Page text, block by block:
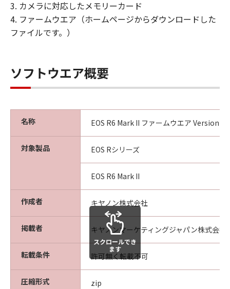
ン、キヤノンの子会社、キヤノンの関連会
社、それらの販売代理店または販売店、な
定の目的への適合性の保証または「許諾ソ
フトウェア」に欠陥がないことを含め、い
わず一切しないものとします。
(2) キヤノン、キヤノンの子会社、キヤノン
の関連会社、それらの販売代理店または販
売店、ならびにキヤノンのライセンサー
は、「許諾ソフトウェア」の使用または使
用不能から生ずるいかなる損害（逸失利益
およびその他の派生的または付随的な損害
を含むがこれらに限定されない全ての損害
をいいます。）について、適用法で認めら
れる限り、一切の責任を負わないものとし
ます。
たとえ、キヤノン、キヤノンの子会社、キ
ヤノンの関連会社、それらの販売代理店ま
たは販売店、ならびにキヤノンのライセン
3. カメラに対応したメモリーカード
4. ファームウエア（ホームページからダウンロードした
ファイルです。）
ソフトウエア概要
名称 EOS R6 Mark II ファームウエア Version
対象製品 EOS Rシリーズ
EOS R6 Mark II
作成者 キヤノン株式会社
掲載者 キヤノンマーケティングジャパン株式会社
転載条件 許可無く転載不可
圧縮形式 zip
スクロールでき
ます